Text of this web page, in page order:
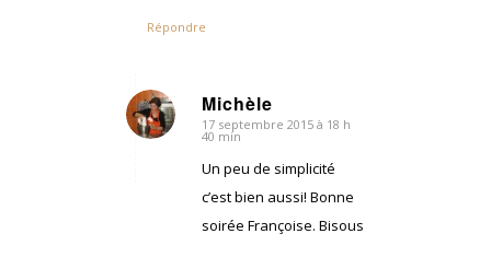
Répondre
Michèle
dit
17 septembre 2015 à 18 h
40 min
Un peu de simplicité
c’est bien aussi! Bonne
soirée Françoise. Bisous